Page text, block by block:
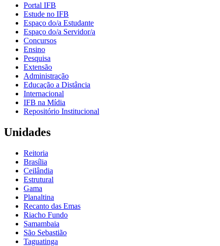
Portal IFB
Estude no IFB
Espaço do/a Estudante
Espaço do/a Servidor/a
Concursos
Ensino
Pesquisa
Extensão
Administração
Educação a Distância
Internacional
IFB na Mídia
Repositório Institucional
Unidades
Reitoria
Brasília
Ceilândia
Estrutural
Gama
Planaltina
Recanto das Emas
Riacho Fundo
Samambaia
São Sebastião
Taguatinga